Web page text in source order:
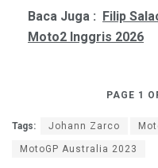
Baca Juga : Filip
Moto2 Inggris 2026
PAGE 1
Tags: Johann Zarco
MotoGP Australia 2023